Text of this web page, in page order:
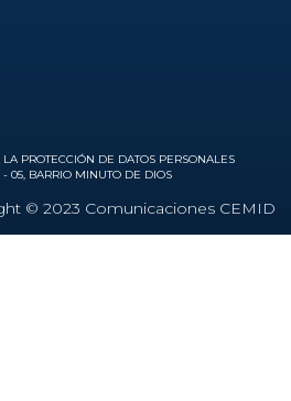
PROTECCIÓN DE DATOS PERSONALES
- 05, BARRIO MINUTO DE DIOS
© 2023 Comunicaciones CEMID